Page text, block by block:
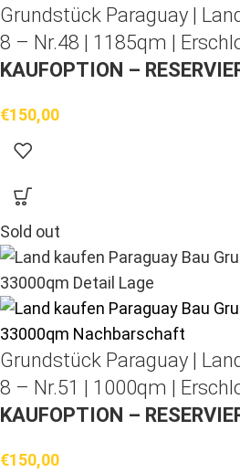
Grundstück Paraguay |
8 – Nr.48 | 1185qm |
KAUFOPTION –
€150,00
Sold out
Grundstück Paraguay |
8 – Nr.51 | 1000qm |
KAUFOPTION –
€150,00